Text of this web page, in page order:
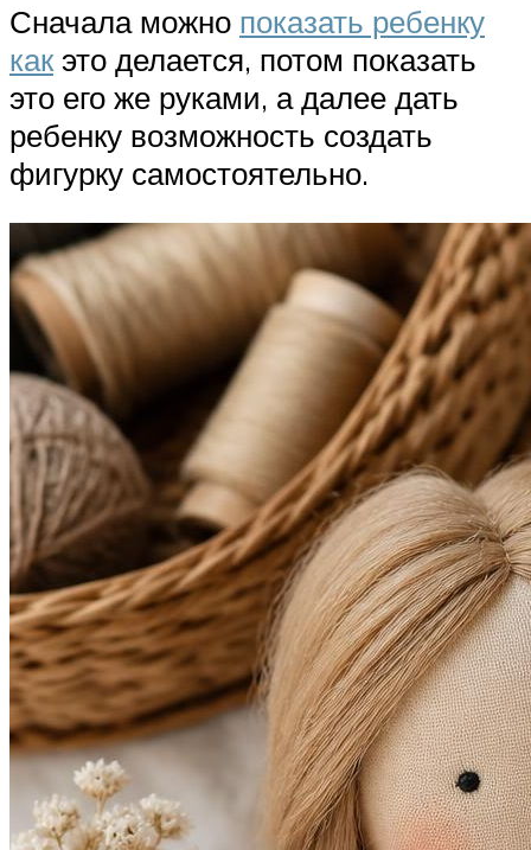
Сначала можно показать ребенку
как это делается, потом показать
это его же руками, а далее дать
ребенку возможность создать
фигурку самостоятельно.